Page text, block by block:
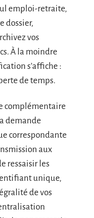
emploi-retraite,
dossier,
vos
À la moindre
s’affiche :
de temps.
complémentaire
demande
correspondante
aux
ressaisir les
unique,
de vos